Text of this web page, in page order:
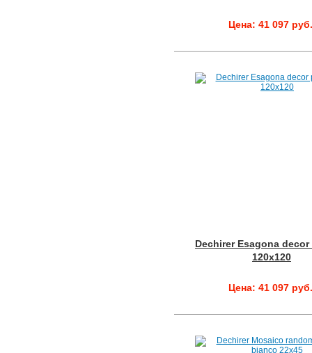
Цена: 41 097 руб.
Dechirer Esagona
120x120
Цена: 41 097 руб.